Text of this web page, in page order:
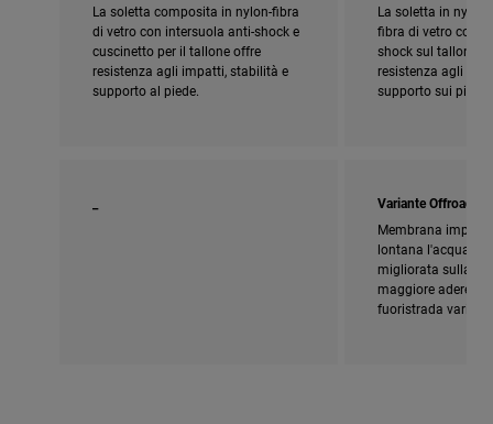
La soletta composita in nylon-fibra
di vetro con intersuola anti-shock e
cuscinetto per il tallone offre
resistenza agli impatti, stabilità e
supporto al piede.
La soletta in nylon
fibra di vetro con
shock sul tallone
resistenza agli
supporto sui pioli.
Variante Offroad
Membrana
lontana l'acqua.
migliorata sulla
maggiore
fuoristrada